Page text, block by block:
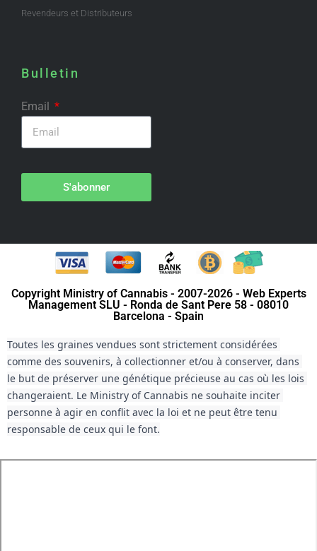
Revendeurs et Distributeurs
Bulletin
Email
S'abonner
Copyright Ministry of Cannabis - 2007-2026 - Web Experts
Management SLU - Ronda de Sant Pere 58 - 08010
Barcelona - Spain
Toutes les graines vendues sont strictement considérées
comme des souvenirs, à collectionner et/ou à conserver, dans
le but de préserver une génétique précieuse au cas où les lois
changeraient. Le Ministry of Cannabis ne souhaite inciter
personne à agir en conflit avec la loi et ne peut être tenu
responsable de ceux qui le font.